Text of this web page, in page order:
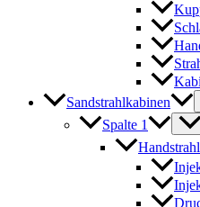
Sandstrahlkabinen
Spalte 1